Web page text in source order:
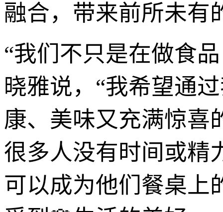
融合，带来前所未有
“我们不只是在做食
晓雅说，“我希望通
康、美味又充满惊喜
很多人没有时间或精
可以成为他们餐桌上